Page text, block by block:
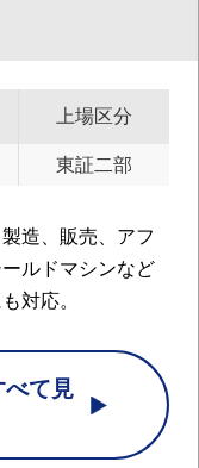
上場区分
東証二部
造、販売、アフ
ルドマシンなど
対応。
べて見